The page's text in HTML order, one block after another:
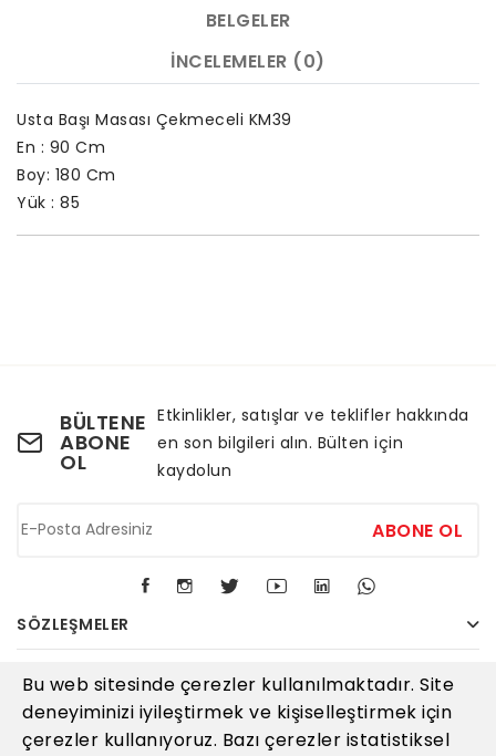
BELGELER
İNCELEMELER (0)
Usta Başı Masası Çekmeceli KM39
En : 90 Cm
Boy: 180 Cm
Yük : 85
BÜLTENE
ABONE
OL
Etkinlikler, satışlar ve teklifler hakkında
en son bilgileri alın. Bülten için
kaydolun
ABONE OL
SÖZLEŞMELER
KURUMSAL
İLETIŞIM
Bu web sitesinde çerezler kullanılmaktadır. Site
deneyiminizi iyileştirmek ve kişiselleştirmek için
çerezler kullanıyoruz. Bazı çerezler istatistiksel